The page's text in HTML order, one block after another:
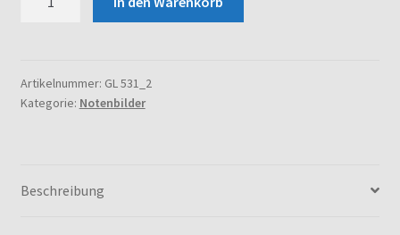
(6.
Ton)
Artikelnummer: GL 531_2
Kategorie: Notenbilder
Beschreibung